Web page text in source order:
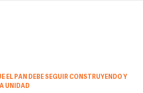
EL PAN DEBE SEGUIR CONSTRUYENDO Y
UNIDAD